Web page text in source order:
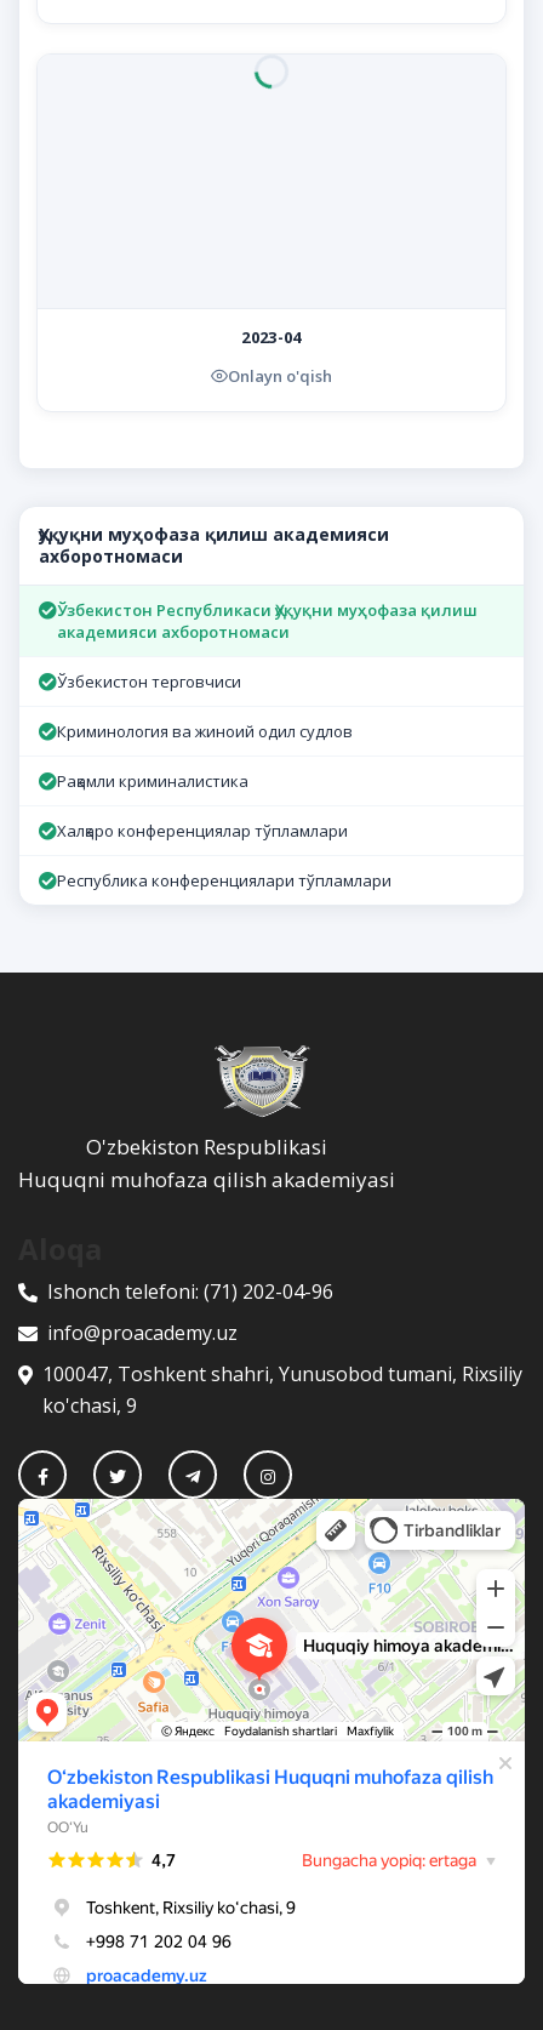
2023-04
Onlayn o'qish
Ҳуқуқни муҳофаза қилиш академияси
ахборотномаси
Ўзбекистон Республикаси Ҳуқуқни муҳофаза қилиш
академияси ахборотномаси
Ўзбекистон терговчиси
Криминология ва жиноий одил судлов
Рақамли криминалистика
Халқаро конференциялар тўпламлари
Республика конференциялари тўпламлари
O'zbekiston Respublikasi
Huquqni muhofaza qilish akademiyasi
Ishonch telefoni: (71) 202-04-96
info@proacademy.uz
100047, Toshkent shahri, Yunusobod tumani, Rixsiliy
ko'chasi, 9